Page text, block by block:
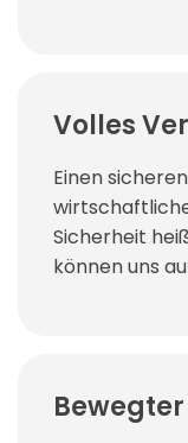
Volles
Einen
Sicherheit
können uns